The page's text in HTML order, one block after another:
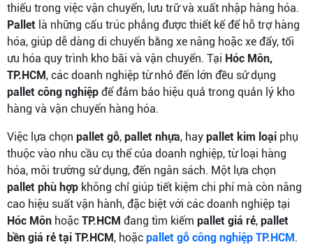
thiếu trong việc vận chuyển, lưu trữ và xuất nhập hàng hóa.
Pallet là những cấu trúc phẳng được thiết kế để hỗ trợ hàng
hóa, giúp dễ dàng di chuyển bằng xe nâng hoặc xe đẩy, tối
ưu hóa quy trình kho bãi và vận chuyển. Tại Hóc Môn,
TP.HCM, các doanh nghiệp từ nhỏ đến lớn đều sử dụng
pallet công nghiệp để đảm bảo hiệu quả trong quản lý kho
hàng và vận chuyển hàng hóa.
Việc lựa chọn pallet gỗ, pallet nhựa, hay pallet kim loại phụ
thuộc vào nhu cầu cụ thể của doanh nghiệp, từ loại hàng
hóa, môi trường sử dụng, đến ngân sách. Một lựa chọn
pallet phù hợp không chỉ giúp tiết kiệm chi phí mà còn nâng
cao hiệu suất vận hành, đặc biệt với các doanh nghiệp tại
Hóc Môn hoặc TP.HCM đang tìm kiếm pallet giá rẻ, pallet
bền giá rẻ tại TP.HCM, hoặc pallet gỗ công nghiệp TP.HCM.